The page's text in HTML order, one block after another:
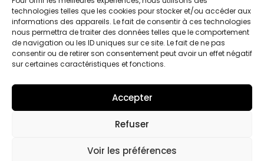
technologies telles que les cookies pour stocker et/ou accéder aux
informations des appareils. Le fait de consentir à ces technologies
nous permettra de traiter des données telles que le comportement
de navigation ou les ID uniques sur ce site. Le fait de ne pas
consentir ou de retirer son consentement peut avoir un effet négatif
sur certaines caractéristiques et fonctions.
Accepter
Refuser
Voir les préférences
J'accepte de recevoir des newsletters et des informations
marketing de ASB France.